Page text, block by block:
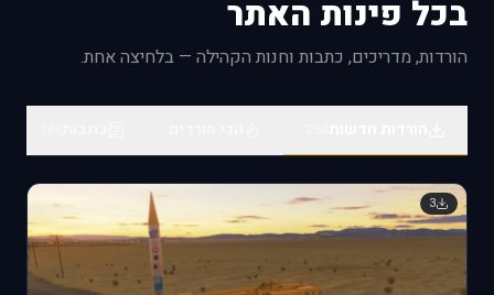
[DCS: F-100D Super Sabre]
100d/) by **Grinn
בכל פינות האתר
הורדות, מדריכים, כתבות וחנות הקהילה — בלחיצה אחת.
3